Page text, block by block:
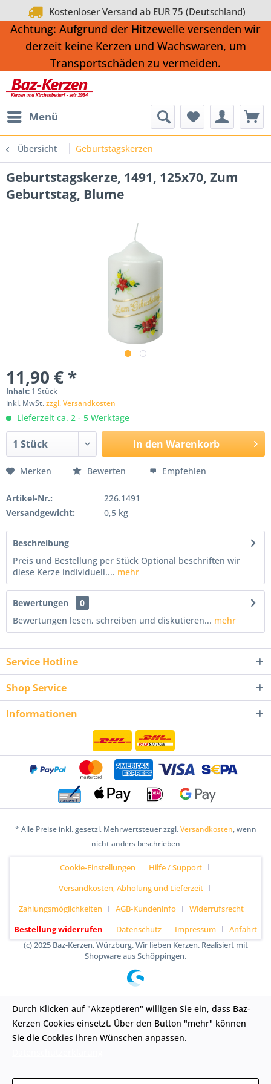
Kostenloser Versand ab EUR 75 (Deutschland)
Achtung: Aufgrund der Hitzewelle versenden wir
derzeit keine Kerzen und Wachswaren, um
Transportschäden zu vermeiden.
Menü
Übersicht Geburtstagskerzen
Geburtstagskerze, 1491, 125x70, Zum
Geburtstag, Blume
11,90 € *
Inhalt: 1 Stück
inkl. MwSt.zzgl. Versandkosten
Lieferzeit ca. 2 - 5 Werktage
In den Warenkorb
Merken Bewerten Empfehlen
Artikel-Nr.:
226.1491
Versandgewicht:
0,5 kg
Beschreibung
Preis und Bestellung per Stück Optional beschriften wir
diese Kerze individuell.... mehr
Bewertungen
0
Bewertungen lesen, schreiben und diskutieren... mehr
Service Hotline
Shop Service
Informationen
* Alle Preise inkl. gesetzl. Mehrwertsteuer zzgl.Versandkosten, wenn
nicht anders beschrieben
Cookie-Einstellungen
Hilfe / Support
Versandkosten, Abholung und Lieferzeit
Zahlungsmöglichkeiten
AGB-Kundeninfo
Widerrufsrecht
Bestellung widerrufen
Datenschutz Impressum
Anfahrt
(c) 2025 Baz-Kerzen, Würzburg. Wir lieben Kerzen. Realisiert mit
Shopware aus Schöppingen.
Durch Klicken auf "Akzeptieren" willigen Sie ein, dass Baz-
Kerzen Cookies einsetzt. Über den Button "mehr" können
Sie die Cookies ihren Wünschen anpassen.